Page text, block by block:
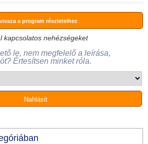
a program részleteihez
kapcsolatos nehézségeket
le, nem megfelelő a leírása,
Értesítsen minket róla.